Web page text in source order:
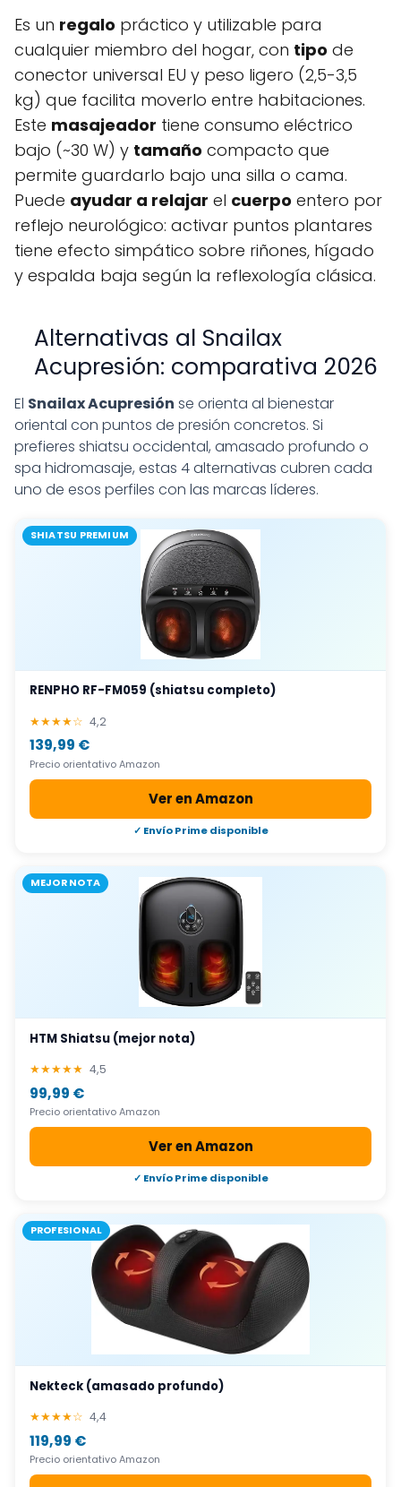
Es un regalo práctico y utilizable para
cualquier miembro del hogar, con tipo de
conector universal EU y peso ligero (2,5-3,5
kg) que facilita moverlo entre habitaciones.
Este masajeador tiene consumo eléctrico
bajo (~30 W) y tamaño compacto que
permite guardarlo bajo una silla o cama.
Puede ayudar a relajar el cuerpo entero por
reflejo neurológico: activar puntos plantares
tiene efecto simpático sobre riñones, hígado
y espalda baja según la reflexología clásica.
Alternativas al Snailax
Acupresión: comparativa 2026
El Snailax Acupresión se orienta al bienestar
oriental con puntos de presión concretos. Si
prefieres shiatsu occidental, amasado profundo o
spa hidromasaje, estas 4 alternativas cubren cada
uno de esos perfiles con las marcas líderes.
SHIATSU PREMIUM
RENPHO RF-FM059 (shiatsu completo)
★★★★☆ 4,2
139,99 €
Precio orientativo Amazon
Ver en Amazon
✓ Envío Prime disponible
MEJOR NOTA
HTM Shiatsu (mejor nota)
★★★★★ 4,5
99,99 €
Precio orientativo Amazon
Ver en Amazon
✓ Envío Prime disponible
PROFESIONAL
Nekteck (amasado profundo)
★★★★☆ 4,4
119,99 €
Precio orientativo Amazon